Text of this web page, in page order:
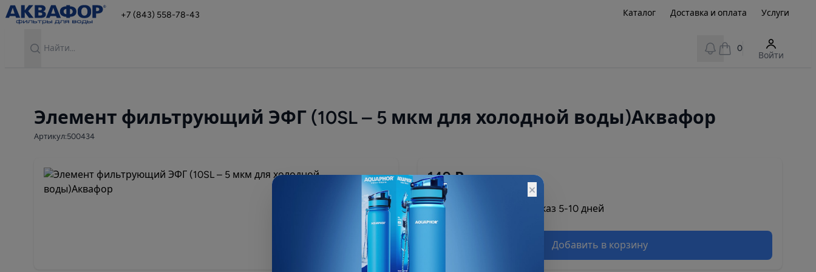
+7 (843) 558-78-43 Каталог Доставка и оплата Услуги
View notifications
0
Войти
Элемент фильтрующий ЭФГ (10SL – 5 мкм для холодной воды)Аквафор
Артикул:500434
149 ₽
Остатки:
Основной склад: Под заказ 5-10 дней
Добавить в корзину
×